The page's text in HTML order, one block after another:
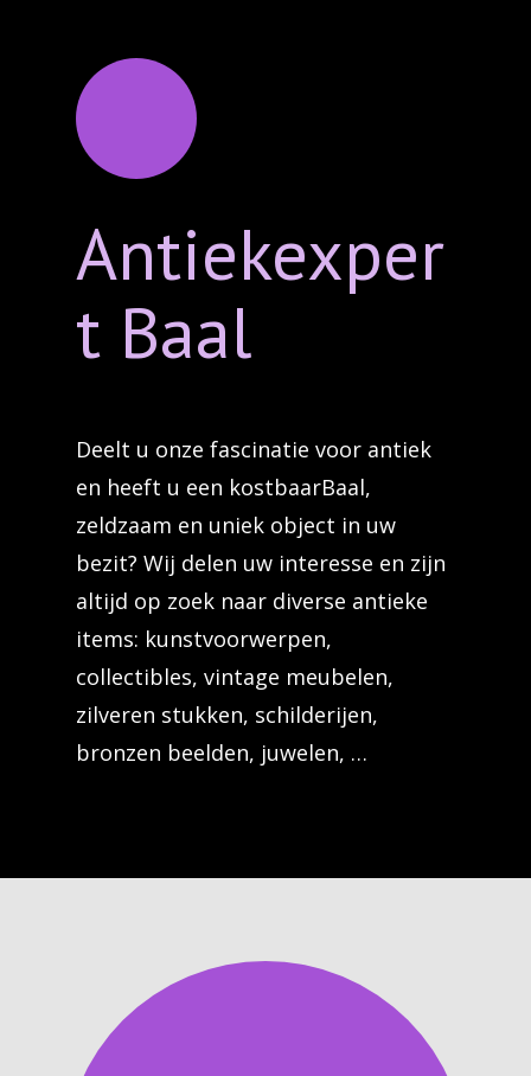
Antiekexper
t Baal
Deelt u onze fascinatie voor antiek
en heeft u een kostbaarBaal,
zeldzaam en uniek object in uw
bezit? Wij delen uw interesse en zijn
altijd op zoek naar diverse antieke
items: kunstvoorwerpen,
collectibles, vintage meubelen,
zilveren stukken, schilderijen,
bronzen beelden, juwelen, …